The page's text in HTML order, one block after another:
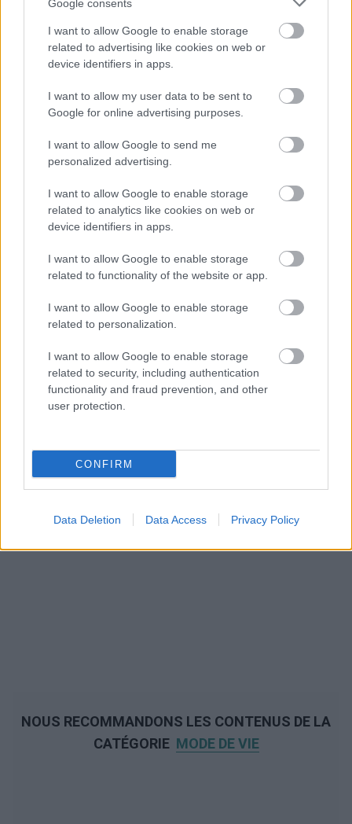
Google consents
I want to allow Google to enable storage
related to advertising like cookies on web or
device identifiers in apps.
I want to allow my user data to be sent to
Google for online advertising purposes.
I want to allow Google to send me
personalized advertising.
I want to allow Google to enable storage
related to analytics like cookies on web or
device identifiers in apps.
I want to allow Google to enable storage
related to functionality of the website or app.
I want to allow Google to enable storage
related to personalization.
I want to allow Google to enable storage
related to security, including authentication
functionality and fraud prevention, and other
user protection.
CONFIRM
Data Deletion Data Access Privacy Policy
Le contenu et les documents de ce site Web sont éducatifs et
informatifs. L'éditeur et les éditeurs du site ne sont pas
responsables des effets de leur utilisation. Avant d'utiliser les
absolument consulter votre médecin.
NOUS RECOMMANDONS LES CONTENUS DE LA
CATÉGORIE MODE DE VIE